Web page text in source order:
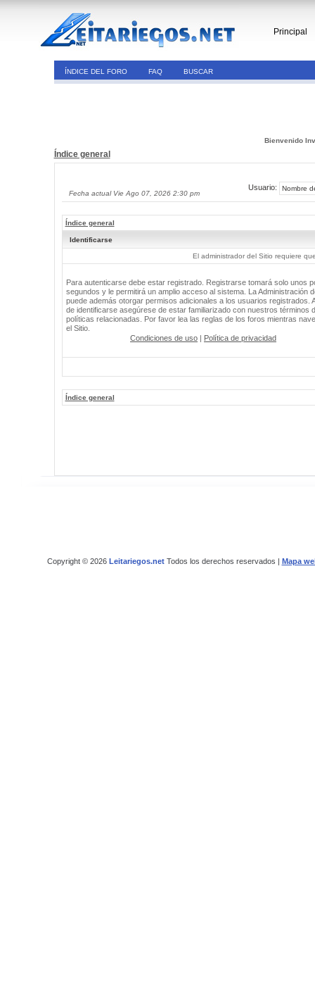
Principal
ÍNDICE DEL FORO FAQ BUSCAR
Bienvenido
Índice general
Fecha actual Vie Ago 07, 2026 2:30 pm
Usuario:
Índice general
Identificarse
El administrador del Sitio requiere
Para autenticarse debe estar registrado. Registrarse tomará solo unos
segundos y le permitirá un amplio acceso al sistema. La Administración
puede además otorgar permisos adicionales a los usuarios registrados.
de identificarse asegúrese de estar familiarizado con nuestros términos
políticas relacionadas. Por favor lea las reglas de los foros mientras
el Sitio.
Condiciones de uso | Política de privacidad
Índice general
Copyright © 2026 Leitariegos.netTodos los derechos reservados | Mapa